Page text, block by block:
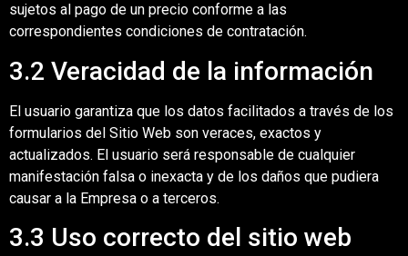
sujetos al pago de un precio conforme a las
correspondientes condiciones de contratación.
3.2 Veracidad de la información
El usuario garantiza que los datos facilitados a través de los
formularios del Sitio Web son veraces, exactos y
actualizados. El usuario será responsable de cualquier
manifestación falsa o inexacta y de los daños que pudiera
causar a la Empresa o a terceros.
3.3 Uso correcto del sitio web